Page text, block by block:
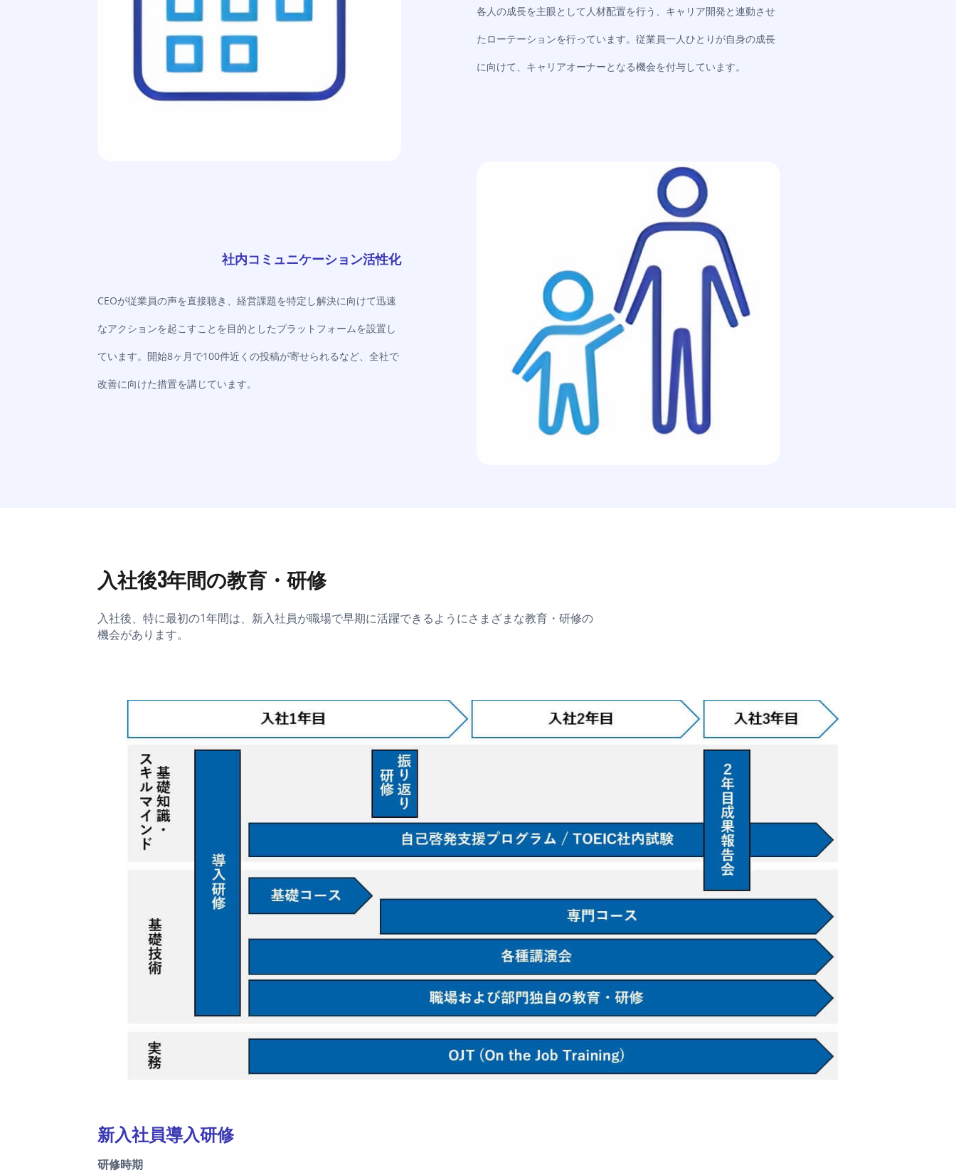
各人の成長を主眼として人材配置を行う、キャリア開発と連動させ
たローテーションを行っています。従業員一人ひとりが自身の成長
に向けて、キャリアオーナーとなる機会を付与しています。
社内コミュニケーション活性化
CEOが従業員の声を直接聴き、経営課題を特定し解決に向けて迅速
なアクションを起こすことを目的としたプラットフォームを設置し
ています。開始8ヶ月で100件近くの投稿が寄せられるなど、全社で
改善に向けた措置を講じています。
入社後3年間の教育・研修
入社後、特に最初の1年間は、新入社員が職場で早期に活躍できるようにさまざまな教育・研修の
機会があります。
3 Card/Text Snippet
新入社員導入研修
研修時期